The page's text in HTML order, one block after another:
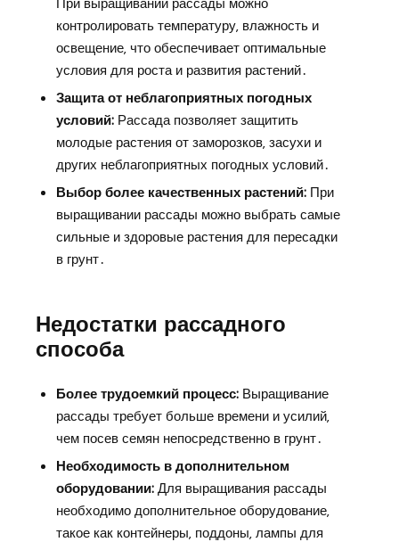
контролировать температуру‚ влажность и
освещение‚ что обеспечивает оптимальные
условия для роста и развития растений․
Защита от неблагоприятных погодных
условий:Рассада позволяет защитить
молодые растения от заморозков‚ засухи и
других неблагоприятных погодных условий․
Выбор более качественных растений:При
выращивании рассады можно выбрать самые
сильные и здоровые растения для пересадки
в грунт․
Недостатки рассадного
способа
Более трудоемкий процесс:Выращивание
рассады требует больше времени и усилий‚
чем посев семян непосредственно в грунт․
Необходимость в дополнительном
оборудовании:Для выращивания рассады
необходимо дополнительное оборудование‚
такое как контейнеры‚ поддоны‚ лампы для